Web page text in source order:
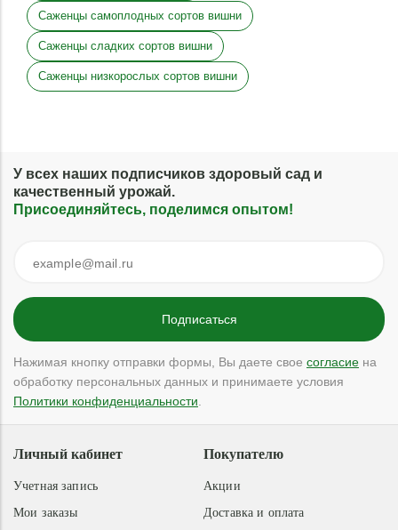
Саженцы самоплодных сортов вишни
Саженцы сладких сортов вишни
Саженцы низкорослых сортов вишни
У всех наших подписчиков здоровый сад и
качественный урожай.
Присоединяйтесь, поделимся опытом!
Нажимая кнопку отправки формы, Вы даете свое согласие на
обработку персональных данных и принимаете условия
Политики конфиденциальности
Покупателю
Акции
Доставка и оплата
Личный кабинет
Учетная запись
Мои заказы